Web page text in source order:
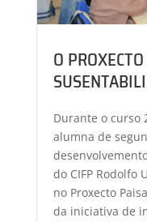
O
Durante o curso
alumna de
do CIFP Rodolfo
no Proxecto
da iniciativa de